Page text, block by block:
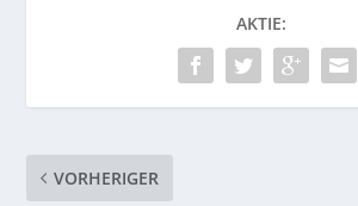
AKTIE:
VORHERIGER